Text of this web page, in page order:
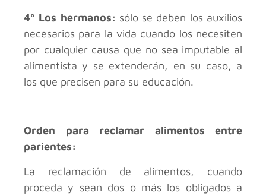
4º Los hermanos: sólo se deben los auxilios
necesarios para la vida cuando los necesiten
por cualquier causa que no sea imputable al
alimentista y se extenderán, en su caso, a
los que precisen para su educación.
Orden para reclamar alimentos entre
parientes:
La reclamación de alimentos, cuando
proceda y sean dos o más los obligados a